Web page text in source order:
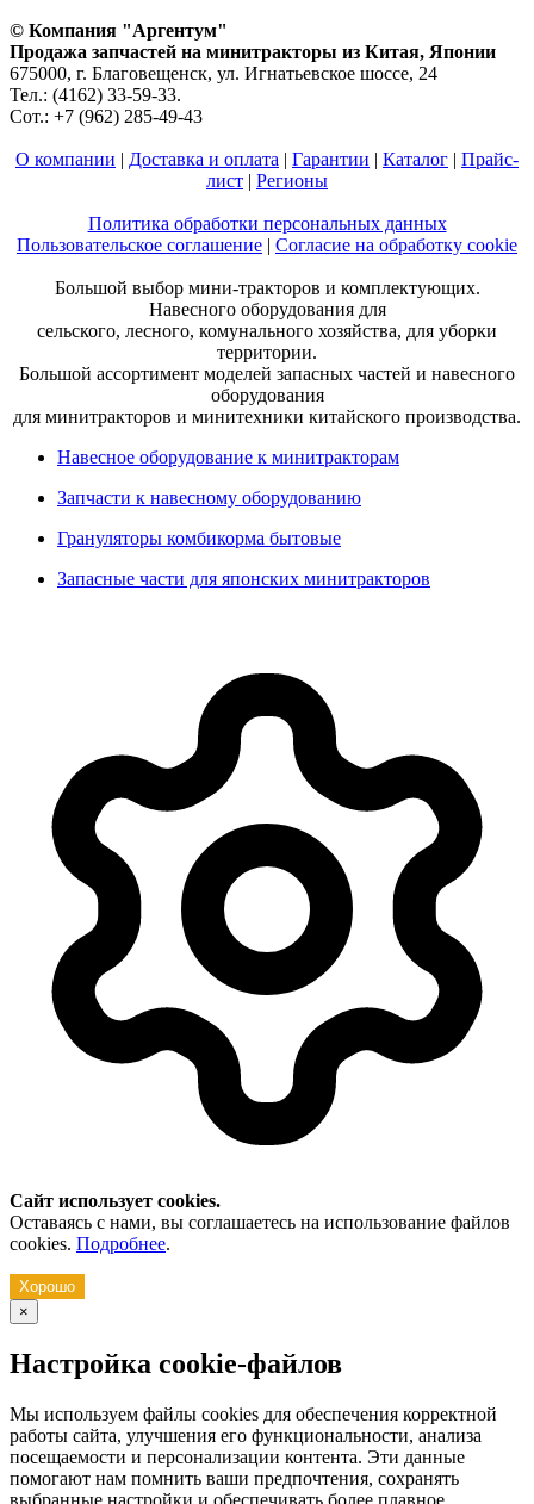
© Компания "Аргентум"
Продажа запчастей на минитракторы из Китая, Японии
675000, г. Благовещенск, ул. Игнатьевское шоссе, 24
Тел.: (4162) 33-59-33.
Сот.: +7 (962) 285-49-43
О компании | Доставка и оплата | Гарантии | Каталог | Прайс-
лист | Регионы
Политика обработки персональных данных
Пользовательское соглашение | Согласие на обработку cookie
Большой выбор мини-тракторов и комплектующих.
Навесного оборудования для
сельского, лесного, комунального хозяйства, для уборки
территории.
Большой ассортимент моделей запасных частей и навесного
оборудования
для минитракторов и минитехники китайского производства.
Навесное оборудование к минитракторам
Запчасти к навесному оборудованию
Грануляторы комбикорма бытовые
Запасные части для японских минитракторов
Сайт использует cookies.
Оставаясь с нами, вы соглашаетесь на использование файлов
cookies. Подробнее.
Хорошо
×
Настройка cookie-файлов
Мы используем файлы cookies для обеспечения корректной
работы сайта, улучшения его функциональности, анализа
посещаемости и персонализации контента. Эти данные
помогают нам помнить ваши предпочтения, сохранять
выбранные настройки и обеспечивать более плавное